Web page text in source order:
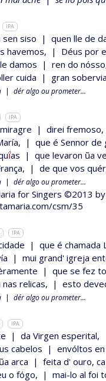
IPA
sen siso | quen lle de
havemos, |
Déus por
damos | ren do
cuida | gran
| dér algo ou prometer...
IPA
| direi fremoso,
| que é Sennor de
ḯas | que levaron ũa
| de que vos
| dér algo ou prometer...
for Singers ©2013
csm/35
IPA
| que é chamada
| mui grand' igreja
| que se fez
relicas, | esto
| dér algo ou prometer...
IPA
| da Virgen esperital,
cabelos | envóltos en
arca | feita d' ouro,
o fógo, | mai-lo al foi